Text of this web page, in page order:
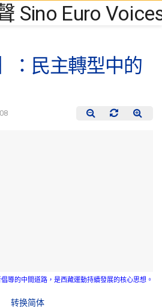
：民主轉型中的
導的中間道路，是西藏運動持續發展的核心思想。
转换简体